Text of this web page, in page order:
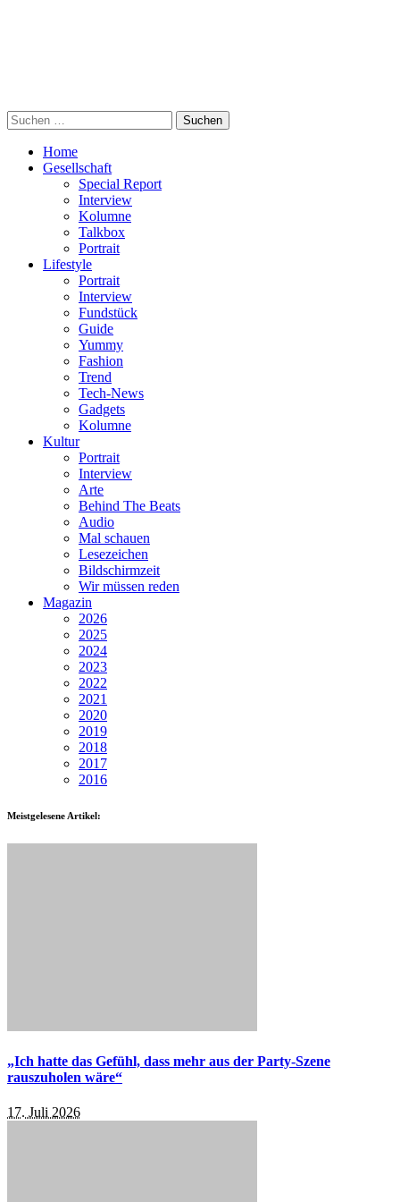
nach:
Suchen
nach:
Home
Gesellschaft
Special Report
Interview
Kolumne
Talkbox
Portrait
Lifestyle
Portrait
Interview
Fundstück
Guide
Yummy
Fashion
Trend
Tech-News
Gadgets
Kolumne
Kultur
Portrait
Interview
Arte
Behind The Beats
Audio
Mal schauen
Lesezeichen
Bildschirmzeit
Wir müssen reden
Magazin
2026
2025
2024
2023
2022
2021
2020
2019
2018
2017
2016
Meistgelesene Artikel:
„Ich hatte das Gefühl, dass mehr aus der Party-Szene
rauszuholen wäre“
17. Juli 2026